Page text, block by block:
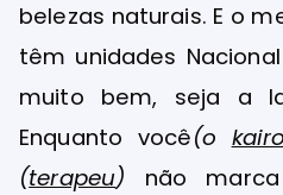
belezas naturais. E o
têm unidades
muito bem, seja a
Enquanto você(o
(terapeu) não marca